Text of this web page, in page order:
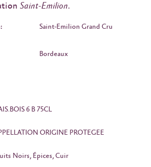
Saint-Emilion.
Saint-Emilion Grand Cru
Bordeaux
6 B 75CL
ORIGINE PROTEGEE
Noirs, Épices, Cuir